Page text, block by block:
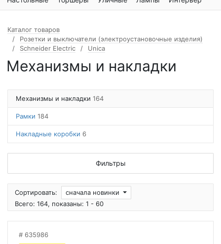
Каталог товаров
Розетки и выключатели (электроустановочные изделия)
Schneider Electric
Unica
Механизмы и накладки
Механизмы и накладки 164
Рамки 184
Накладные коробки 6
Фильтры
Сортировать:
сначала новинки
Всего: 164, показаны: 1 - 60
635986